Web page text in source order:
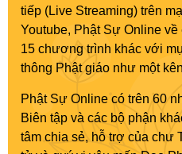
tiếp (Live Streaming) trên
Youtube, Phật Sự Online
15 chương trình khác với
thông Phật giáo như một
Phật Sự Online có trên 60
Biên tập và các bộ phận
tâm chia sẻ, hỗ trợ của chư